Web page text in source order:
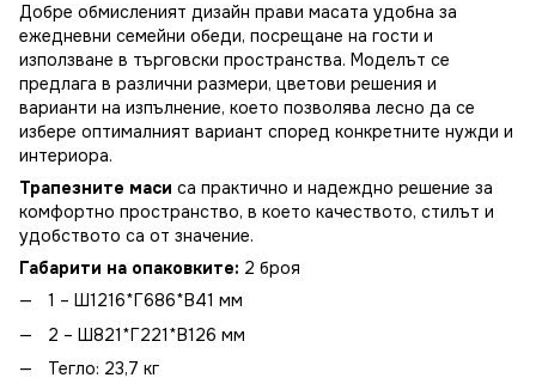
Добре обмисленият дизайн прави масата удобна за
ежедневни семейни обеди, посрещане на гости и
използване в търговски пространства. Моделът се
предлага в различни размери, цветови решения и
варианти на изпълнение, което позволява лесно да се
избере оптималният вариант според конкретните нужди и
интериора.
Трапезните маси са практично и надеждно решение за
комфортно пространство, в което качеството, стилът и
удобството са от значение.
Габарити на опаковките: 2 броя
1 – Ш1216*Г686*В41 мм
2 – Ш821*Г221*В126 мм
Тегло: 23,7 кг